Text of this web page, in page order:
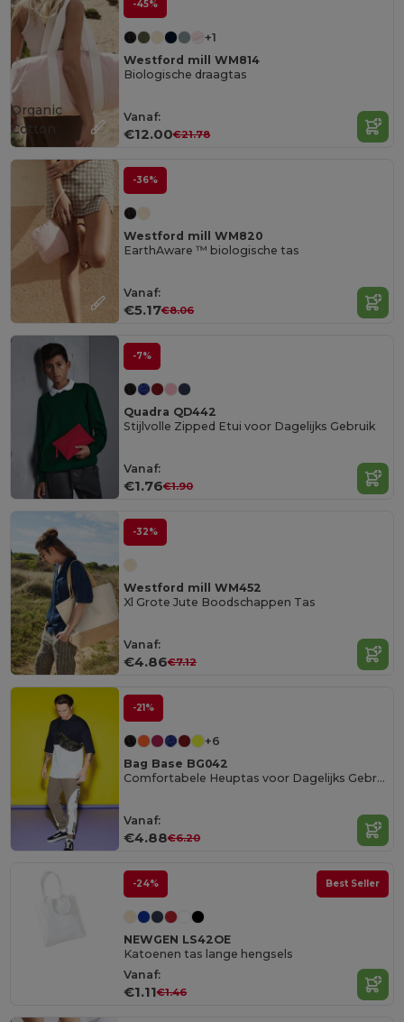
-45%
+1
Westford mill WM814
Biologische draagtas
Vanaf:
€12.00€21.78
Organic
Cotton
-36%
Westford mill WM820
EarthAware ™ biologische tas
Vanaf:
€5.17€8.06
-7%
Quadra QD442
Stijlvolle Zipped Etui voor Dagelijks Gebruik
Vanaf:
€1.76€1.90
-32%
Westford mill WM452
Xl Grote Jute Boodschappen Tas
Vanaf:
€4.86€7.12
-21%
+6
Bag Base BG042
Comfortabele Heuptas voor Dagelijks Gebruik
Vanaf:
€4.88€6.20
-24% Best Seller
NEWGEN LS42OE
Katoenen tas lange hengsels
Vanaf:
€1.11€1.46